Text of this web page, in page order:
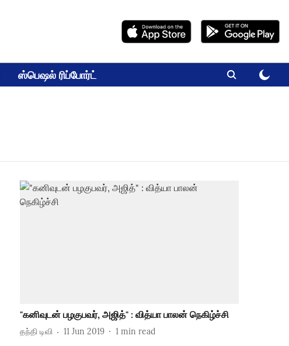
ஸ்பெஷல் ரிப்போர்ட்
"கனிவுடன் பழகுபவர், அஜித்" : வித்யா பாலன் நெகிழ்ச்சி
தந்தி டிவி 11 Jun 2019 1 min read